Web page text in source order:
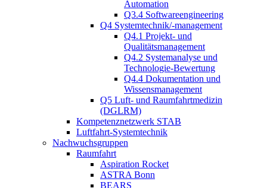
Automation
Q3.4 Softwareengineering
Q4 Systemtechnik/-management
Q4.1 Projekt- und
Qualitätsmanagement
Q4.2 Systemanalyse und
Technologie-Bewertung
Q4.4 Dokumentation und
Wissensmanagement
Q5 Luft- und Raumfahrtmedizin
(DGLRM)
Kompetenznetzwerk STAB
Luftfahrt-Systemtechnik
Nachwuchsgruppen
Raumfahrt
Aspiration Rocket
ASTRA Bonn
BEARS